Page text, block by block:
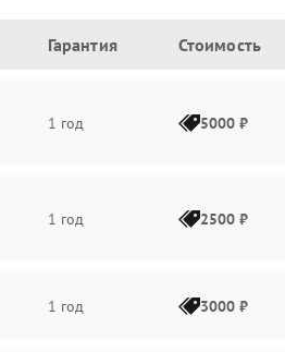
Гарантия Стоимость
1 год 5000 ₽
1 год 2500 ₽
1 год 3000 ₽